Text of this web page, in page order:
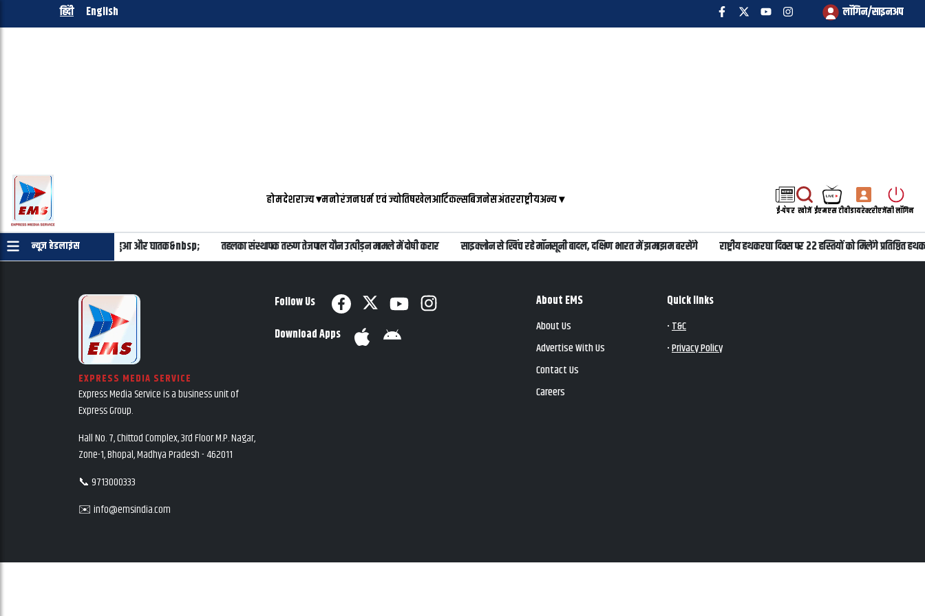
हिंदी English लॉगिन/साइनअप
होमदेशराज्य▾मनोरंजनधर्म एवं ज्योतिषखेलआर्टिकल्सबिजनेसअंतरराष्ट्रीयअन्य▾
ई-पेपर खोजें ईएमएस टीवीडायरेक्टरीएजेंसी लॉगिन
न्यूज़ हेडलाइंस
रही वायुसेना- मिराज-2000 अब हुआ और घातक&nbsp; तहलका संस्थापक तरुण तेजपाल यौन उत्पीड़न मामले में दोषी करार साइक्लोन से खिंच रहे मॉनसूनी बादल, दक्षिण भारत में झमाझम बरसेंगे राष्ट्रीय हथकरघा दिवस पर 22 हस्तियों को मिलेंगे प्रतिष्ठित
EXPRESS MEDIA SERVICE
Express Media Service is a business unit of
Express Group.
Hall No. 7, Chittod Complex, 3rd Floor M.P. Nagar,
Zone-1, Bhopal, Madhya Pradesh - 462011
📞 9713000333
✉️ info@emsindia.com
Follow Us
Download Apps
About EMS
About Us
Advertise With Us
Contact Us
Careers
Quick links
•T&C
•Privacy Policy